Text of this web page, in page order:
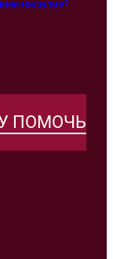
насилие?
ПОМОЧЬ